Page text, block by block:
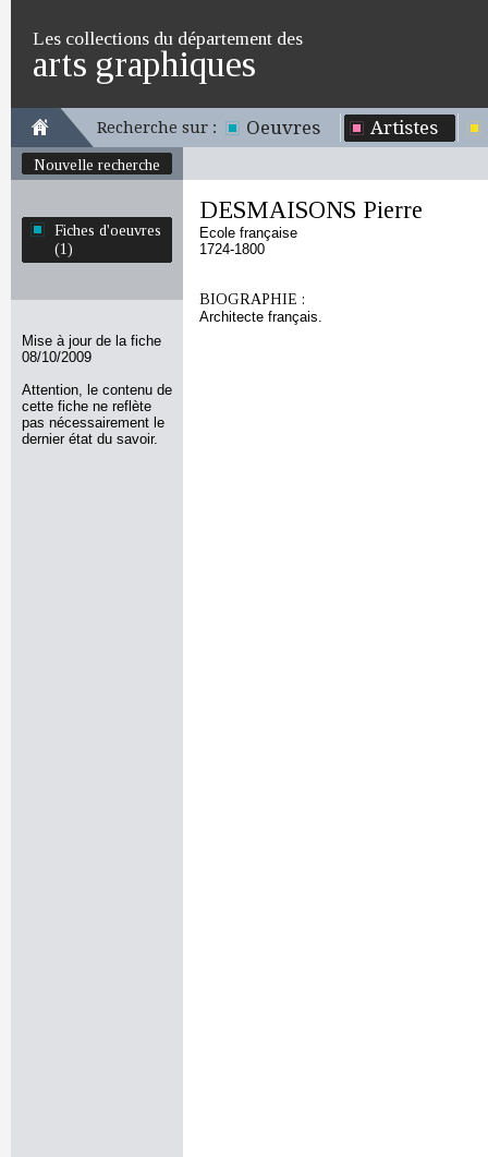
Les collections du département des
arts graphiques
Recherche sur : Oeuvres Artistes
Nouvelle recherche
Fiches d'oeuvres
(1)
Mise à jour de la fiche
08/10/2009
Attention, le contenu de
cette fiche ne reflète
pas nécessairement le
dernier état du savoir.
DESMAISONS Pierre
Ecole française
1724-1800
BIOGRAPHIE :
Architecte français.